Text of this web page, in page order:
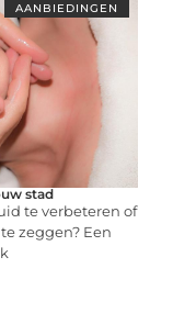
AANBIEDINGEN
stad
te verbeteren of
zeggen? Een